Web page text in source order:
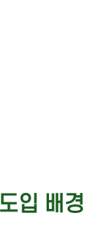
입 배경